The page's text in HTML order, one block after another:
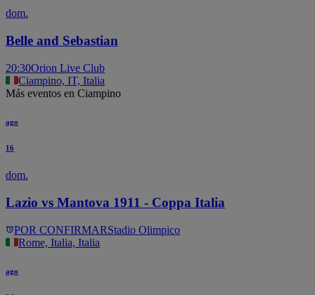
dom.
Belle and Sebastian
20:30Orion Live Club
Ciampino, IT, Italia
Más eventos en Ciampino
ago
16
dom.
Lazio vs Mantova 1911 - Coppa Italia
POR CONFIRMARStadio Olimpico
Rome, Italia, Italia
ago